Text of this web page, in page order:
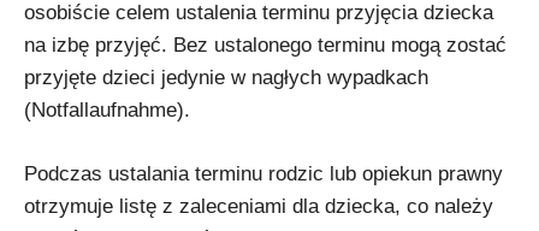
osobiście celem ustalenia terminu przyjęcia dziecka
na izbę przyjęć. Bez ustalonego terminu mogą zostać
przyjęte dzieci jedynie w nagłych wypadkach
(Notfallaufnahme).
Podczas ustalania terminu rodzic lub opiekun prawny
otrzymuje listę z zaleceniami dla dziecka, co należy